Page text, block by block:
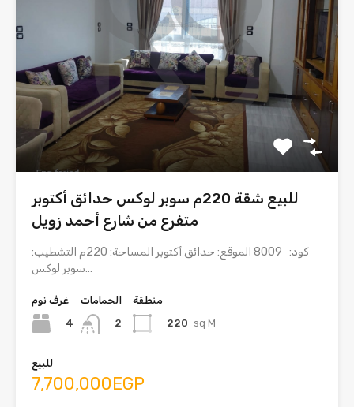
للبيع شقة 220م سوبر لوكس حدائق أكتوبر
متفرع من شارع أحمد زويل
كود: 8009 الموقع: حدائق أكتوبر المساحة: 220م التشطيب:
سوبر لوكس…
غرف نوم
4
الحمامات
2
منطقة
220 sq M
للبيع
7,700,000EGP